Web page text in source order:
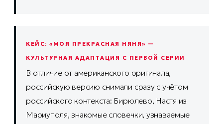
КЕЙС: «МОЯ ПРЕКРАСНАЯ НЯНЯ» —
КУЛЬТУРНАЯ АДАПТАЦИЯ С ПЕРВОЙ СЕРИИ
В отличие от американского оригинала,
российскую версию снимали сразу с учётом
российского контекста: Бирюлево, Настя из
Мариуполя, знакомые словечки, узнаваемые